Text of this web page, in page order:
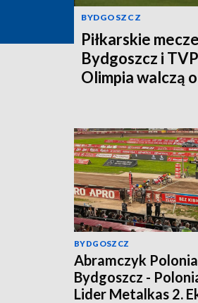
BYDGOSZCZ
Piłkarskie
Bydgoszcz i
Olimpia walczą
BYDGOSZCZ
Abramczyk Polonia
Bydgoszcz -
Lider Metalkas 2.